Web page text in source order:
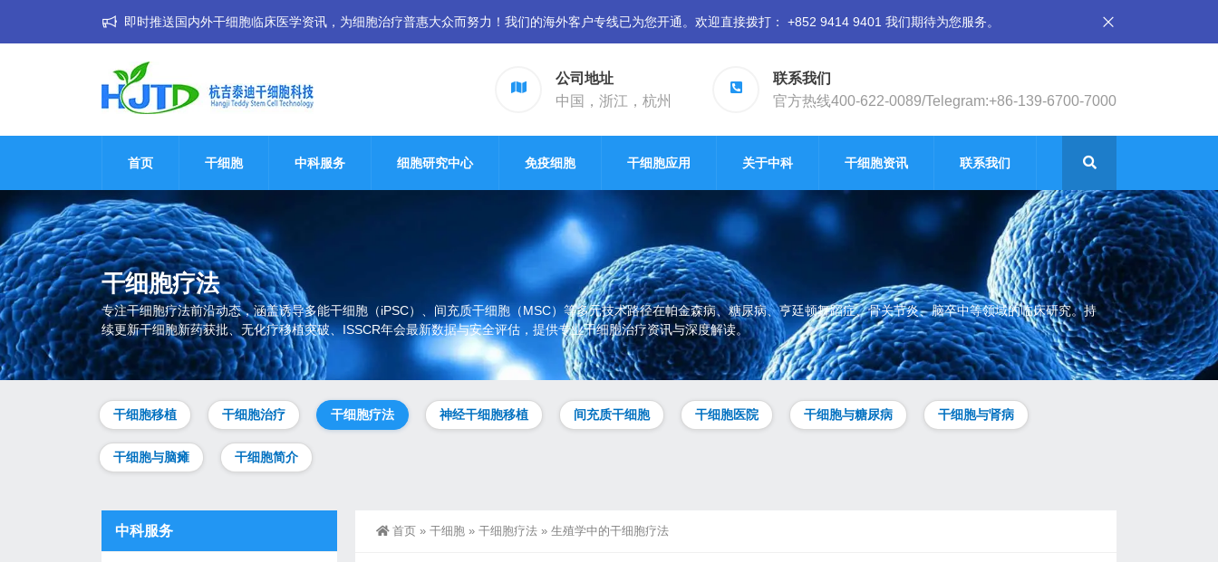
即时推送国内外干细胞临床医学资讯，为细胞治疗普惠大众而努力！我们的海外客户专线已为您开通。欢迎直接拨打： +852 9414 9401 我们期待为您服务。
公司地址
中国，浙江，杭州
联系我们
官方热线400-622-0089/Telegram:+86-139-6700-7000
首页 干细胞 中科服务 细胞研究中心 免疫细胞 干细胞应用 关于中科 干细胞资讯 联系我们
干细胞疗法
专注干细胞疗法前沿动态，涵盖诱导多能干细胞（iPSC）、间充质干细胞（MSC）等多元技术路径在帕金森病、糖尿病、亨廷顿舞蹈症、骨关节炎、脑卒中等领域的临床研究。持
续更新干细胞新药获批、无化疗移植突破、ISSCR年会最新数据与安全评估，提供专业干细胞治疗资讯与深度解读。
干细胞移植 干细胞治疗 干细胞疗法 神经干细胞移植 间充质干细胞 干细胞医院 干细胞与糖尿病 干细胞与肾病
干细胞与脑瘫 干细胞简介
首页 » 干细胞 » 干细胞疗法 » 生殖学中的干细胞疗法
中科服务